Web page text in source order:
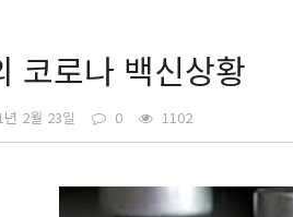
코로나 백신상황
년 2월 23일 0 1102